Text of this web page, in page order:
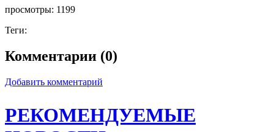
просмотры: 1199
Теги:
Комментарии (0)
Добавить комментарий
РЕКОМЕНДУЕМЫЕ